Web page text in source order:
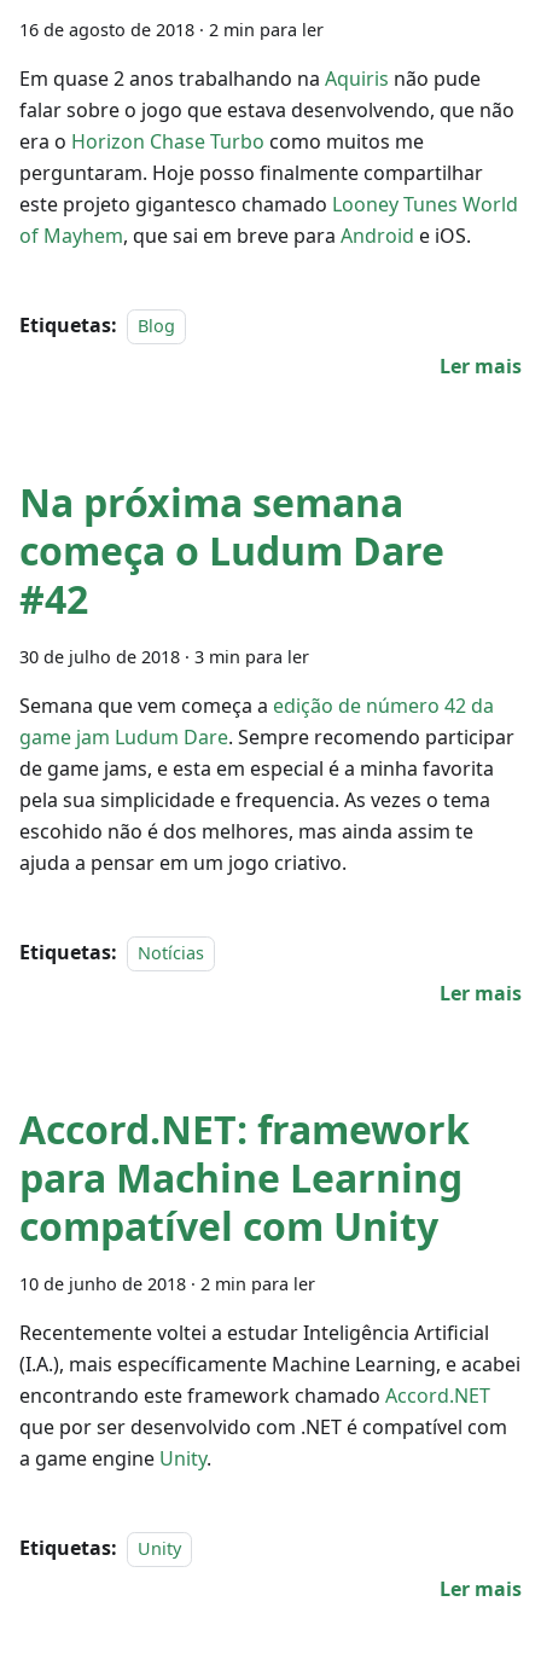
16 de agosto de 2018 · 2 min para ler
Em quase 2 anos trabalhando na Aquiris não pude
falar sobre o jogo que estava desenvolvendo, que não
era o Horizon Chase Turbo como muitos me
perguntaram. Hoje posso finalmente compartilhar
este projeto gigantesco chamado Looney Tunes World
of Mayhem, que sai em breve para Android e iOS.
Etiquetas: Blog
Ler mais
Na próxima semana
começa o Ludum Dare
#42
30 de julho de 2018 · 3 min para ler
Semana que vem começa a edição de número 42 da
game jam Ludum Dare. Sempre recomendo participar
de game jams, e esta em especial é a minha favorita
pela sua simplicidade e frequencia. As vezes o tema
escohido não é dos melhores, mas ainda assim te
ajuda a pensar em um jogo criativo.
Etiquetas: Notícias
Ler mais
Accord.NET: framework
para Machine Learning
compatível com Unity
10 de junho de 2018 · 2 min para ler
Recentemente voltei a estudar Inteligência Artificial
(I.A.), mais específicamente Machine Learning, e acabei
encontrando este framework chamado Accord.NET
que por ser desenvolvido com .NET é compatível com
a game engine Unity.
Etiquetas: Unity
Ler mais